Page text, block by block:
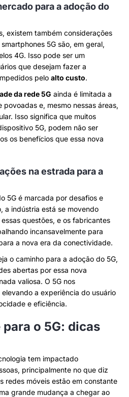
para a adoção do
existem também considerações
5G são, em geral,
4G. Isso pode ser um
que desejam fazer a
pelo alto custo.
da rede 5G ainda é limitada a
e, mesmo nessas áreas,
Isso significa que muitos
5G, podem não ser
os benefícios que essa nova
na estrada para a
5G é marcada por desafios e
a indústria está se movendo
questões, e os fabricantes
incansavelmente para
a nova era da conectividade.
o caminho para a adoção do 5G,
abertas por essa nova
valiosa. O 5G nos
a experiência do usuário
e eficiência.
o 5G: dicas
tem impactado
principalmente no que diz
redes móveis estão em constante
grande mudança a chegar ao